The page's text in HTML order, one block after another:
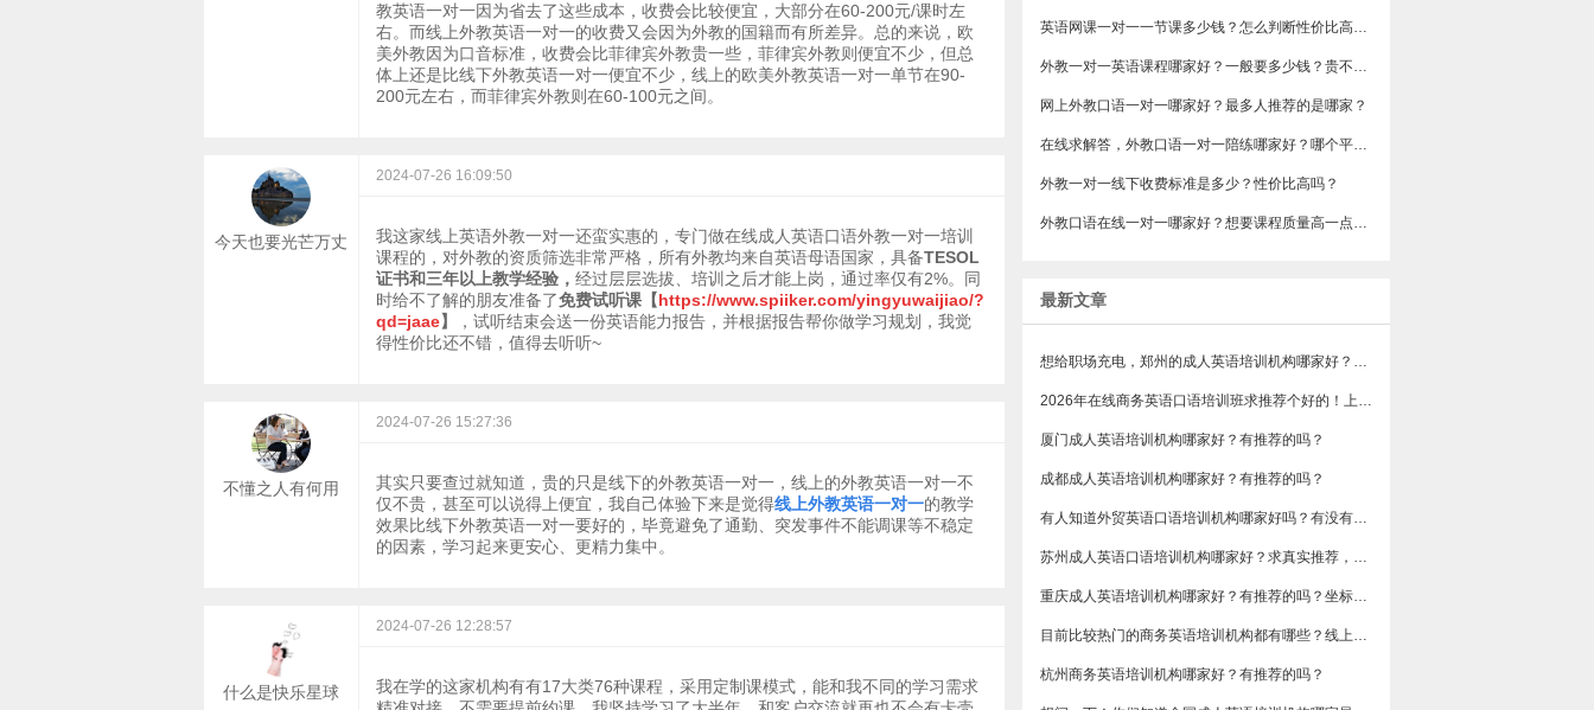
英语网课一对一一节课多少钱？怎么判断性价比高不高？
​外教一对一英语课程哪家好？一般要多少钱？贵不贵？
​网上外教口语一对一哪家好？最多人推荐的是哪家？
在线求解答，外教口语一对一陪练哪家好？哪个平台的外教比较靠谱？
外教一对一线下收费标准是多少？性价比高吗？
外教口语在线一对一哪家好？想要课程质量高一点的，有吗？
最新文章
想给职场充电，郑州的成人英语培训机构哪家好？求真实体验，广告勿扰，感谢！
2026年在线商务英语口语培训班求推荐个好的！上班族急需，哪家好？
厦门成人英语培训机构哪家好？有推荐的吗？
成都成人英语培训机构哪家好？有推荐的吗？
有人知道外贸英语口语培训机构哪家好吗？有没有排行榜参考一下？最好说下费用
苏州成人英语口语培训机构哪家好？求真实推荐，广告勿扰，谢谢！
重庆成人英语培训机构哪家好？有推荐的吗？坐标重庆，目前在解放碑一家外贸公司做跟单
目前比较热门的商务英语培训机构都有哪些？线上好吗？还是线下呢？
杭州商务英语培训机构哪家好？有推荐的吗？
教英语一对一因为省去了这些成本，收费会比较便宜，大部分在60-200元/课时左
右。而线上外教英语一对一的收费又会因为外教的国籍而有所差异。总的来说，欧
美外教因为口音标准，收费会比菲律宾外教贵一些，菲律宾外教则便宜不少，但总
体上还是比线下外教英语一对一便宜不少，线上的欧美外教英语一对一单节在90-
200元左右，而菲律宾外教则在60-100元之间。
今天也要光芒万丈
2024-07-26 16:09:50
我这家线上英语外教一对一还蛮实惠的，专门做在线成人英语口语外教一对一培训
课程的，对外教的资质筛选非常严格，所有外教均来自英语母语国家，具备TESOL
证书和三年以上教学经验， 经过层层选拔、培训之后才能上岗，通过率仅有2%。同
时给不了解的朋友准备了免费试听课【https://www.spiiker.com/yingyuwaijiao/?
qd=jaae】
，试听结束会送一份英语能力报告，并根据报告帮你做学习规划，我觉
得性价比还不错，值得去听听~
不懂之人有何用
2024-07-26 15:27:36
其实只要查过就知道，贵的只是线下的外教英语一对一，线上的外教英语一对一不
仅不贵，甚至可以说得上便宜，我自己体验下来是觉得线上外教英语一对一的教学
效果比线下外教英语一对一要好的，毕竟避免了通勤、突发事件不能调课等不稳定
的因素，学习起来更安心、更精力集中。
什么是快乐星球
2024-07-26 12:28:57
我在学的这家机构有有17大类76种课程，采用定制课模式，能和我不同的学习需求